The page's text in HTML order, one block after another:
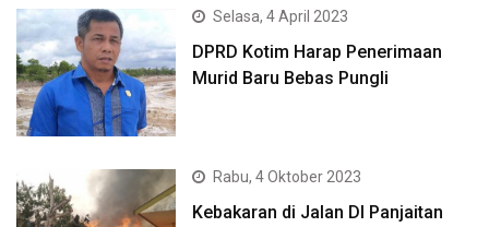
Selasa, 4 April 2023
DPRD Kotim Harap Penerimaan
Murid Baru Bebas Pungli
Rabu, 4 Oktober 2023
Kebakaran di Jalan DI Panjaitan